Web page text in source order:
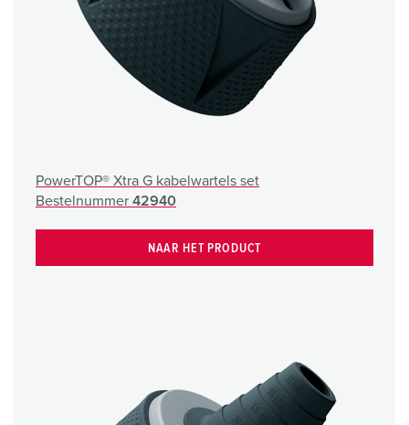
PowerTOP® Xtra G kabelwartels set
Bestelnummer 42940
NAAR HET PRODUCT